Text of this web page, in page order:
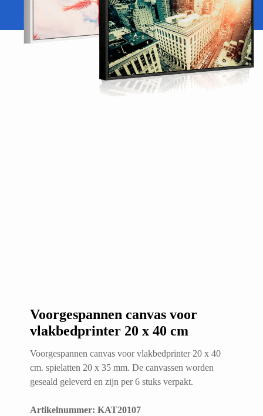
Voorgespannen canvas voor
vlakbedprinter 20 x 40 cm
Voorgespannen canvas voor vlakbedprinter 20 x 40
cm. spielatten 20 x 35 mm. De canvassen worden
geseald geleverd en zijn per 6 stuks verpakt.
Artikelnummer: KAT20107